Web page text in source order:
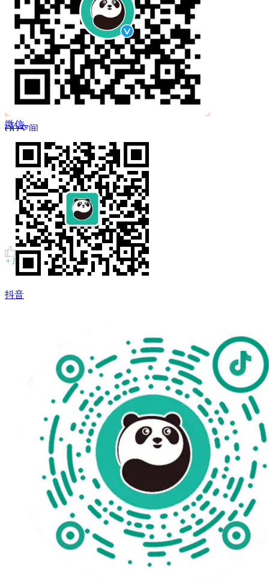
Twitter
QQ空间
复制链接
+1
微信
抖音